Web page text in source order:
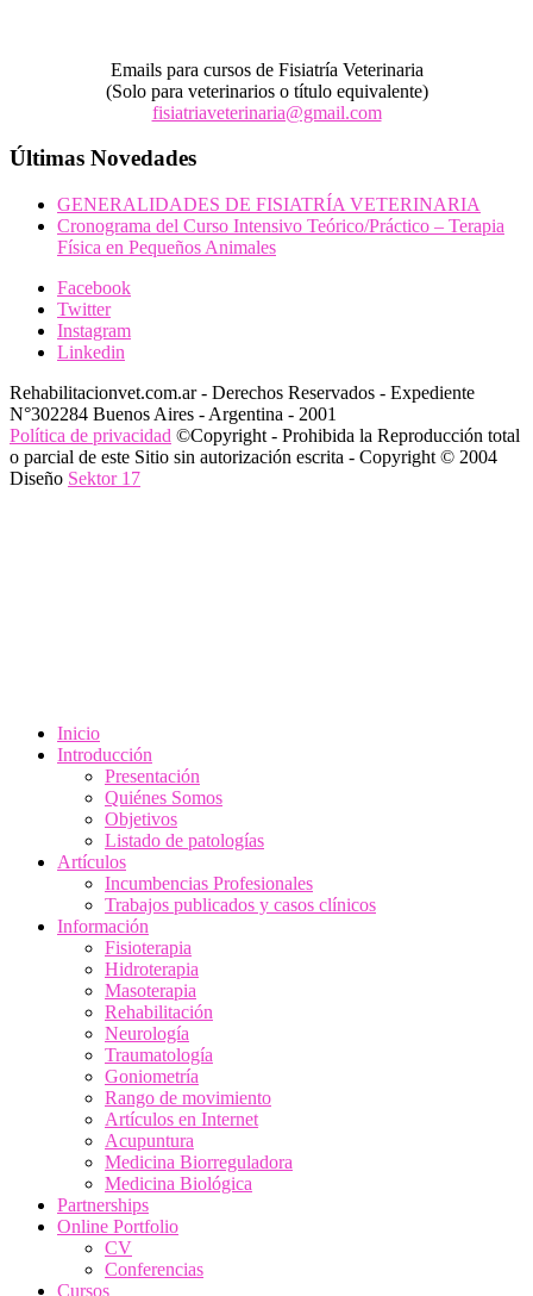
Emails para cursos de Fisiatría Veterinaria
(Solo para veterinarios o título equivalente)
fisiatriaveterinaria@gmail.com
Últimas Novedades
GENERALIDADES DE FISIATRÍA VETERINARIA
Cronograma del Curso Intensivo Teórico/Práctico – Terapia
Física en Pequeños Animales
Facebook
Twitter
Instagram
Linkedin
Rehabilitacionvet.com.ar - Derechos Reservados - Expediente
N°302284 Buenos Aires - Argentina - 2001
Política de privacidad ©Copyright - Prohibida la Reproducción total
o parcial de este Sitio sin autorización escrita - Copyright © 2004
Diseño Sektor 17
Inicio
Introducción
Presentación
Quiénes Somos
Objetivos
Listado de patologías
Artículos
Incumbencias Profesionales
Trabajos publicados y casos clínicos
Información
Fisioterapia
Hidroterapia
Masoterapia
Rehabilitación
Neurología
Traumatología
Goniometría
Rango de movimiento
Artículos en Internet
Acupuntura
Medicina Biorreguladora
Medicina Biológica
Partnerships
Online Portfolio
CV
Conferencias
Cursos